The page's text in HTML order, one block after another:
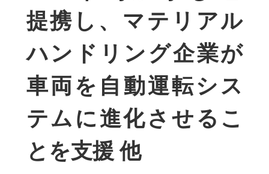
提携し、マテリアル
ハンドリング企業が
車両を 自動運転シス
テムに進化させるこ
とを支援 他